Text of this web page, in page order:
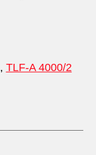
, TLF-A 4000/2